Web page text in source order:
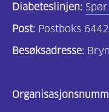
Diabeteslinjen:
Post: Postboks
Besøksadresse: